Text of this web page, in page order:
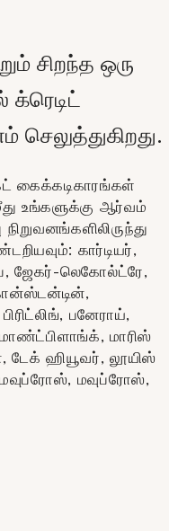
சிறந்த ஒரு
க்ரெடிட்
செலுத்துகிறது.
கைக்கடிகாரங்கள்
உங்களுக்கு ஆர்வம்
கார்டியர்,
ஜேகர்-லெகோல்ட்ரே,
பனேராய்,
மாரிஸ்
ஹியூவர், லூயிஸ்
மவுப்ரோஸ்,